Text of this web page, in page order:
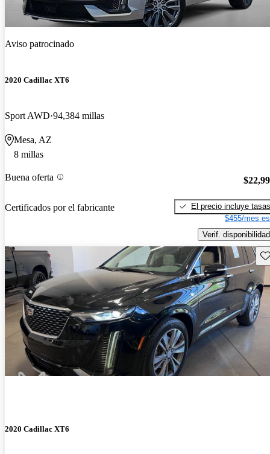
Aviso patrocinado
2020 Cadillac XT6
Sport AWD 94,384 millas
Mesa, AZ
8 millas
Buena oferta
Certificados por el fabricante
El precio incluye tasas
$455/mes
Verif. disponibilidad
2020 Cadillac XT6